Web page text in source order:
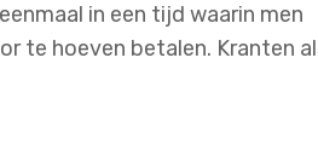
in een tijd waarin men
te hoeven betalen. Kranten